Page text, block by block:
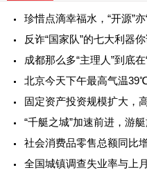
珍惜点滴幸福水，“开源”亦
反诈“国家队”的七大利器
成都那么多“主理人”到底在
北京今天下午最高气温
固定资产投资规模扩大，
“千艇之城”加速前进，游
社会消费品零售总额同比
全国城镇调查失业率与上